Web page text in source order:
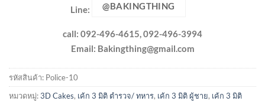
Line: @BAKINGTHING
call: 092-496-4615, 092-496-3994
Email: Bakingthing@gmail.com
รหัสสินค้า: Police-10
หมวดหมู่:3D Cakes, เค้ก 3 มิติ ตำรวจ/ ทหาร, เค้ก 3 มิติ ผู้ชาย, เค้ก 3 มิติ